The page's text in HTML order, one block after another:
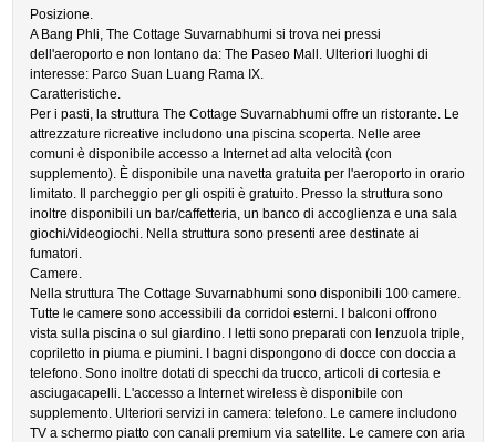
Posizione.
A Bang Phli, The Cottage Suvarnabhumi si trova nei pressi
dell'aeroporto e non lontano da: The Paseo Mall. Ulteriori luoghi di
interesse: Parco Suan Luang Rama IX.
Caratteristiche.
Per i pasti, la struttura The Cottage Suvarnabhumi offre un ristorante. Le
attrezzature ricreative includono una piscina scoperta. Nelle aree
comuni è disponibile accesso a Internet ad alta velocità (con
supplemento). È disponibile una navetta gratuita per l'aeroporto in orario
limitato. Il parcheggio per gli ospiti è gratuito. Presso la struttura sono
inoltre disponibili un bar/caffetteria, un banco di accoglienza e una sala
giochi/videogiochi. Nella struttura sono presenti aree destinate ai
fumatori.
Camere.
Nella struttura The Cottage Suvarnabhumi sono disponibili 100 camere.
Tutte le camere sono accessibili da corridoi esterni. I balconi offrono
vista sulla piscina o sul giardino. I letti sono preparati con lenzuola triple,
copriletto in piuma e piumini. I bagni dispongono di docce con doccia a
telefono. Sono inoltre dotati di specchi da trucco, articoli di cortesia e
asciugacapelli. L'accesso a Internet wireless è disponibile con
supplemento. Ulteriori servizi in camera: telefono. Le camere includono
TV a schermo piatto con canali premium via satellite. Le camere con aria